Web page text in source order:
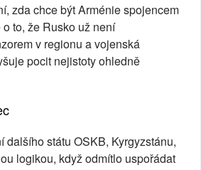
zda chce být Arménie spojencem
to, že Rusko už není
v regionu a vojenská
pocit nejistoty ohledně
dalšího státu OSKB, Kyrgyzstánu,
logikou, když odmítlo uspořádat